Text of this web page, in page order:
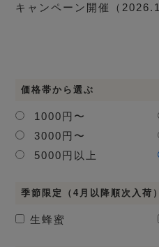
キャンペーン開催（
価格帯から選ぶ
1000円〜
3000円〜
5000円以上
季節限定（4月以降順次入荷）
生蜂蜜